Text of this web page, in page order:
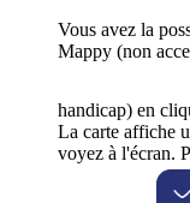
Vous avez la
Mappy (non
handicap) en
La carte affiche
voyez à l'écran.